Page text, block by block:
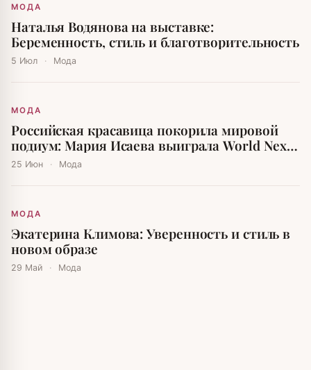
МОДА
Наталья Водянова на выставке:
Беременность, стиль и благотворительность
5 Июл · Мода
МОДА
Российская красавица покорила мировой
подиум: Мария Исаева выиграла World Next
Top Model
25 Июн · Мода
МОДА
Экатерина Климова: Уверенность и стиль в
новом образе
29 Май · Мода